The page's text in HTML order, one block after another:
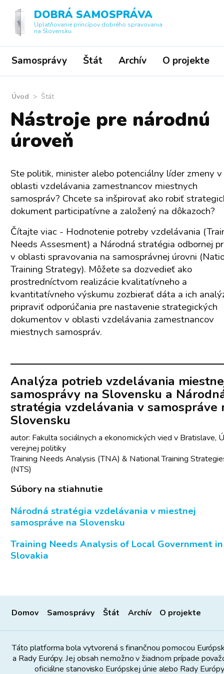
DOBRÁ SAMOSPRÁVA
Uplatňovanie princípov dobrého spravovania
na Slovensku
Samosprávy Štát Archív O projekte
Úvod > Štát
Nástroje pre národnú
úroveň
Ste politik, minister alebo potenciálny líder zmeny v
oblasti vzdelávania zamestnancov miestnych
samospráv? Chcete sa inšpirovať ako robiť
dokument participatívne a založený na dôkazoch?
Čítajte viac - Hodnotenie potreby vzdelávania
Needs Assesment) a Národná stratégia odbornej
v oblasti spravovania na samosprávnej úrovni
Training Strategy). Môžete sa dozvedieť ako
prostredníctvom realizácie kvalitatívneho a
kvantitatívneho výskumu zozbierať dáta a ich
pripraviť odporúčania pre nastavenie strategických
dokumentov v oblasti vzdelávania zamestnancov
miestnych samospráv.
Analýza potrieb vzdelávania
samosprávy na Slovensku a
stratégia vzdelávania v samospráve
Slovensku
autor: Fakulta sociálnych a ekonomických vied v Bratislave,
verejnej politiky
Training Needs Analysis (TNA) & National Training
(NTS)
Súbory na stiahnutie
Národná stratégia vzdelávania v miestnej
samospráve na Slovensku
Training Needs Analysis of Local Government in
Slovakia
Domov Samosprávy Štát Archív O projekte
Táto platforma bola vytvorená s finančnou pomocou
a Rady Európy. Jej obsah nemožno v žiadnom prípade
oficiálne stanovisko Európskej únie alebo Rady